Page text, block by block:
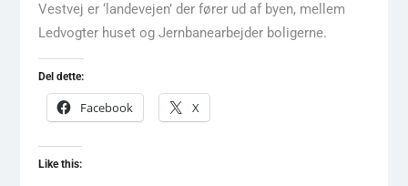
Vestvej er ‘landevejen’ der fører ud af byen, mellem
Ledvogter huset og Jernbanearbejder boligerne.
Del dette:
Facebook X
Like this: